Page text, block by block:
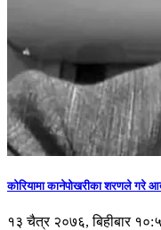
कोरियामा कानेपोखरीका शरणले गरे
१३ चैत्र २०७६, बिहीबार